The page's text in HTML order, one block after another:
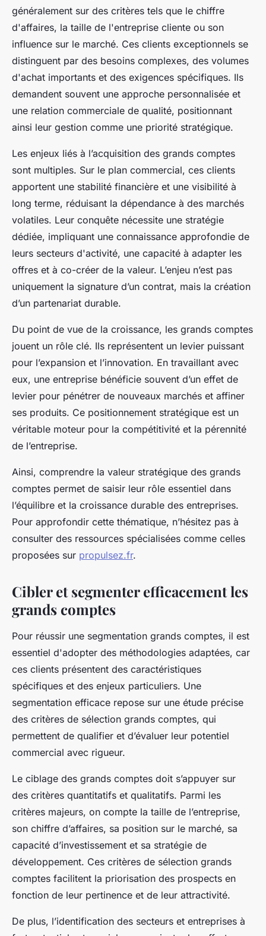
généralement sur des critères tels que le chiffre
d'affaires, la taille de l'entreprise cliente ou son
influence sur le marché. Ces clients exceptionnels se
distinguent par des besoins complexes, des volumes
d'achat importants et des exigences spécifiques. Ils
demandent souvent une approche personnalisée et
une relation commerciale de qualité, positionnant
ainsi leur gestion comme une priorité stratégique.
Les enjeux liés à l’acquisition des grands comptes
sont multiples. Sur le plan commercial, ces clients
apportent une stabilité financière et une visibilité à
long terme, réduisant la dépendance à des marchés
volatiles. Leur conquête nécessite une stratégie
dédiée, impliquant une connaissance approfondie de
leurs secteurs d'activité, une capacité à adapter les
offres et à co-créer de la valeur. L’enjeu n’est pas
uniquement la signature d’un contrat, mais la création
d’un partenariat durable.
Du point de vue de la croissance, les grands comptes
jouent un rôle clé. Ils représentent un levier puissant
pour l’expansion et l’innovation. En travaillant avec
eux, une entreprise bénéficie souvent d’un effet de
levier pour pénétrer de nouveaux marchés et affiner
ses produits. Ce positionnement stratégique est un
véritable moteur pour la compétitivité et la pérennité
de l’entreprise.
Ainsi, comprendre la valeur stratégique des grands
comptes permet de saisir leur rôle essentiel dans
l’équilibre et la croissance durable des entreprises.
Pour approfondir cette thématique, n’hésitez pas à
consulter des ressources spécialisées comme celles
proposées sur propulsez.fr.
Cibler et segmenter efficacement les
grands comptes
Pour réussir une segmentation grands comptes, il est
essentiel d'adopter des méthodologies adaptées, car
ces clients présentent des caractéristiques
spécifiques et des enjeux particuliers. Une
segmentation efficace repose sur une étude précise
des critères de sélection grands comptes, qui
permettent de qualifier et d’évaluer leur potentiel
commercial avec rigueur.
Le ciblage des grands comptes doit s’appuyer sur
des critères quantitatifs et qualitatifs. Parmi les
critères majeurs, on compte la taille de l’entreprise,
son chiffre d’affaires, sa position sur le marché, sa
capacité d’investissement et sa stratégie de
développement. Ces critères de sélection grands
comptes facilitent la priorisation des prospects en
fonction de leur pertinence et de leur attractivité.
De plus, l’identification des secteurs et entreprises à